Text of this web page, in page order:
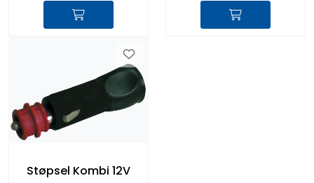
Støpsel Kombi 12V